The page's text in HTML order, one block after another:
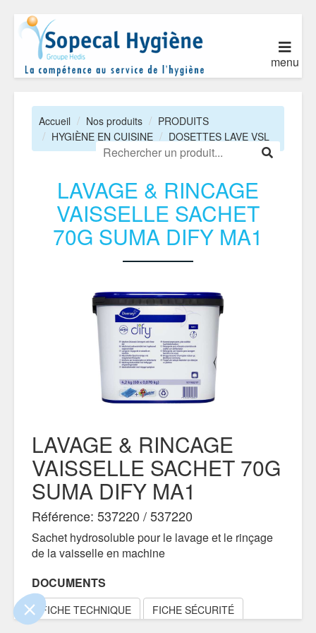
contenu de ce site vous intéresse
certifiés par
Je choisis OK pour moi
menu
Accueil Nos produits
PRODUITS
HYGIÈNE EN CUISINE
DOSETTES LAVE VSL
LAVAGE & RINCAGE
VAISSELLE SACHET
70G SUMA DIFY MA1
LAVAGE & RINCAGE
VAISSELLE SACHET 70G
SUMA DIFY MA1
Référence: 537220 / 537220
Sachet hydrosoluble pour le lavage et le rinçage
de la vaisselle en machine
DOCUMENTS
FICHE TECHNIQUE FICHE SÉCURITÉ